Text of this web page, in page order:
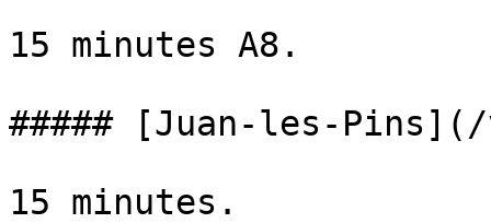
15 minutes A8.
##### [Juan-les-
15 minutes.